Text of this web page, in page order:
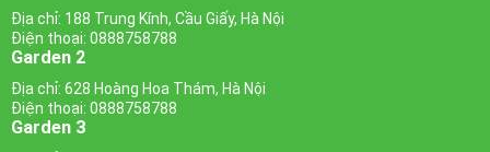
Địa chỉ: 188 Trung Kính, Cầu Giấy, Hà Nội
Điện thoại: 0888758788
Garden 2
Địa chỉ: 628 Hoàng Hoa Thám, Hà Nội
Điện thoại: 0888758788
Garden 3